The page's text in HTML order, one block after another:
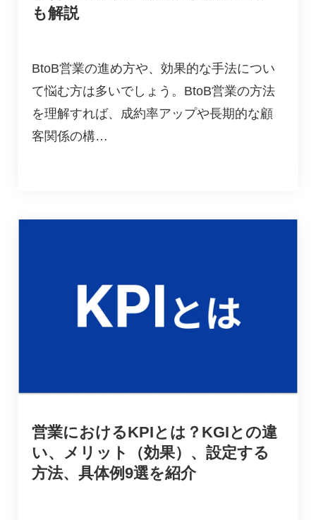
も解説
BtoB営業の進め方や、効果的な手法につい
て悩む方は多いでしょう。BtoB営業の方法
を理解すれば、成約率アップや長期的な顧
客関係の構…
営業におけるKPIとは？KGIとの違
い、メリット（効果）、設定する
方法、具体例9選を紹介